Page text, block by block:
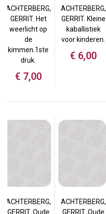
ACHTERBERG,
GERRIT. Het
weerlicht op
de
kimmen.1ste
druk.
€ 7,00
ACHTERBERG,
GERRIT. Kleine
kaballistiek
voor kinderen.
€ 6,00
ACHTERBERG,
GERRIT. Oude
ACHTERBERG,
GERRIT. Oude